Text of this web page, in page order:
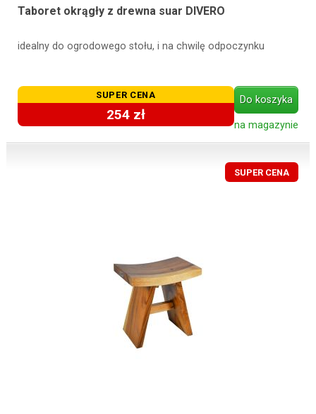
Taboret okrągły z drewna suar DIVERO
idealny do ogrodowego stołu, i na chwilę odpoczynku
SUPER CENA
254 zł
Do koszyka
na magazynie
SUPER CENA